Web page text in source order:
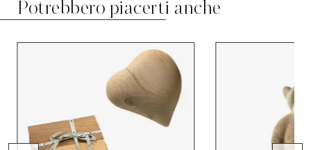
Potrebbero piacerti anche